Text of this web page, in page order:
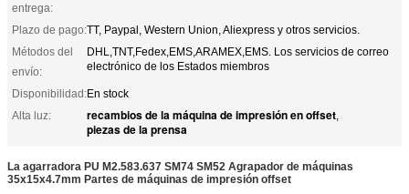
entrega:
Plazo de pago:TT, Paypal, Western Union, Aliexpress y otros servicios.
Métodos del
envío:
DHL,TNT,Fedex,EMS,ARAMEX,EMS. Los servicios de correo
electrónico de los Estados miembros
Disponibilidad:En stock
Alta luz:
recambios de la máquina de impresión en offset,
piezas de la prensa
La agarradora PU M2.583.637 SM74 SM52 Agrapador de máquinas
35x15x4.7mm Partes de máquinas de impresión offset